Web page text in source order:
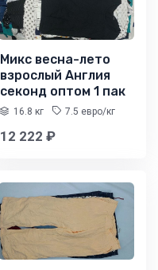
Микс весна-лето
взрослый Англия
секонд оптом 1 пак
16.8 кг 7.5 евро/кг
12 222 ₽